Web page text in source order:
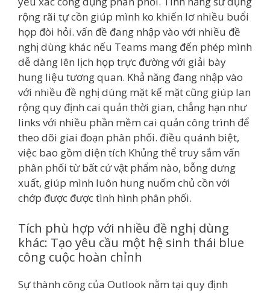
rộng rãi tự cồn giúp mình ko khiến lơ nhiều buổi
họp đòi hỏi. vấn đề đang nhập vào với nhiều đề
nghị dùng khác nếu Teams mang đến phép mình
dễ dàng lên lịch họp trực đường với giải bày
hung liệu tương quan. Khả năng đang nhập vào
với nhiều đề nghị dùng mặt kế mặt cũng giúp lan
rộng quy định cai quản thời gian, chẳng hạn như
links với nhiều phần mềm cai quản công trình để
theo dõi giai đoạn phân phối. điều quánh biệt,
việc bao gồm diện tích Khủng thể truy sắm vấn
phân phối từ bất cứ vật phẩm nào, bỗng dưng
xuất, giúp mình luôn hung nuốm chủ cồn với
chớp được được tình hình phân phối.
Tích phù hợp với nhiều đề nghị dùng
khác: Tạo yêu cầu một hệ sinh thái blue
công cuộc hoàn chỉnh
Sự thành công của Outlook nằm tại quy định